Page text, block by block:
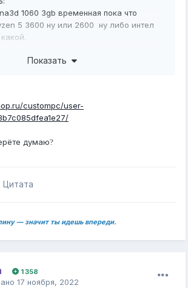
1060 3gb временная пока что
5 3600 ну или 2600 ну либо интел
PF600
Mistral Z4 Mesh LED [CMIZW-L4]
Показать
custompc/user-
думаю?
Цитата
— значит ты идешь впереди.
1 358
17 ноября, 2022